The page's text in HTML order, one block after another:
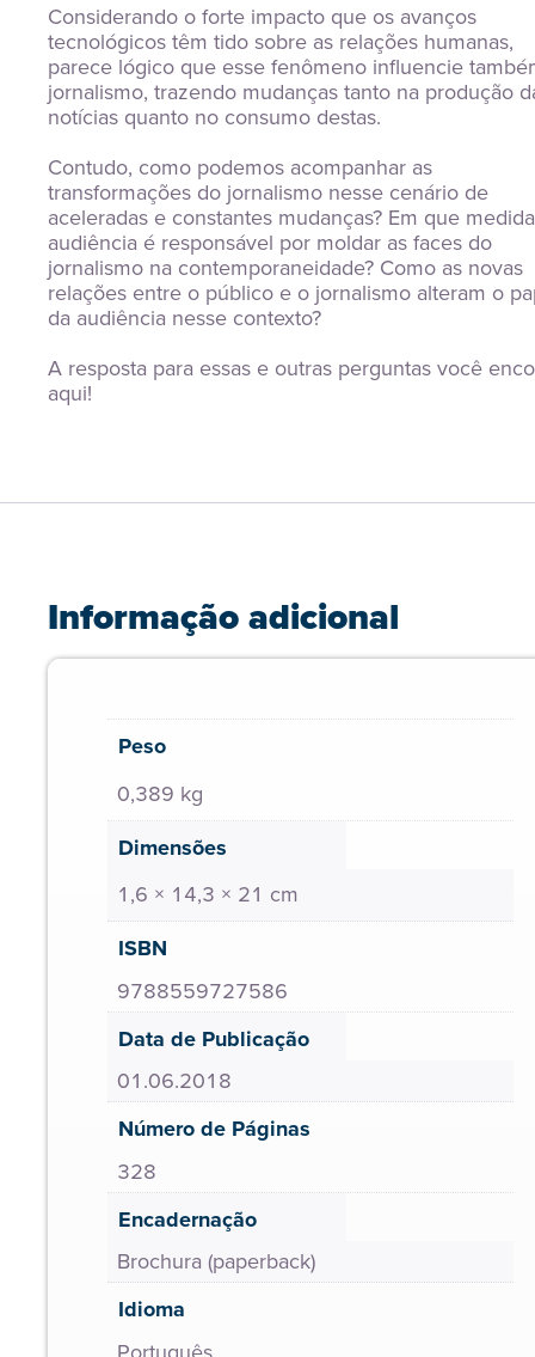
Considerando o forte impacto que os avanços
tecnológicos têm tido sobre as relações humanas,
parece lógico que esse fenômeno influencie
jornalismo, trazendo mudanças tanto na produção
notícias quanto no consumo destas.
Contudo, como podemos acompanhar as
transformações do jornalismo nesse cenário de
aceleradas e constantes mudanças? Em que
audiência é responsável por moldar as faces do
jornalismo na contemporaneidade? Como as novas
relações entre o público e o jornalismo alteram o
da audiência nesse contexto?
A resposta para essas e outras perguntas você
aqui!
Informação adicional
Peso
0,389 kg
Dimensões
1,6 × 14,3 × 21 cm
ISBN
9788559727586
Data de Publicação
01.06.2018
Número de Páginas
328
Encadernação
Brochura (paperback)
Idioma